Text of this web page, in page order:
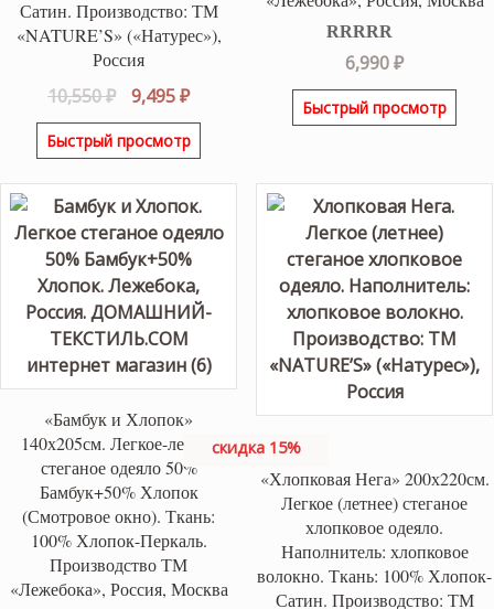
Сатин. Производство: ТМ
«NATURE’S» («Натурес»),
Россия
10,550₽
Первоначальная
цена
составляла
9,495₽Текущая
цена:
9,495 ₽.
Быстрый просмотр
Оценка 5.00
из 5
6,990₽
Быстрый просмотр
«Бамбук и Хлопок»
140х205см. Легкое-летнее
стеганое одеяло 50%
Бамбук+50% Хлопок
(Смотровое окно). Ткань:
100% Хлопок-Перкаль.
Производство ТМ
«Лежебока», Россия, Москва
скидка 15%
«Хлопковая Нега» 200х220см.
Легкое (летнее) стеганое
хлопковое одеяло.
Наполнитель: хлопковое
волокно. Ткань: 100% Хлопок-
Сатин. Производство: ТМ